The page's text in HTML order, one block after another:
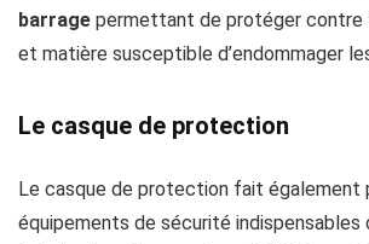
barrage permettant de protéger contre
et matière susceptible d’endommager
Le casque de protection
Le casque de protection fait également
équipements de sécurité indispensables